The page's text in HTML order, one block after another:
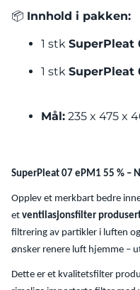
📦 Innhold i pakken:
1 stk SuperPleat
1 stk SuperPleat
Mål: 235 x 475 x
SuperPleat 07 ePM1 55 %
Opplev et merkbart bedre
et ventilasjonsfilter
filtrering av partikler i luften
ønsker renere luft hjemme –
Dette er et kvalitetsfilter